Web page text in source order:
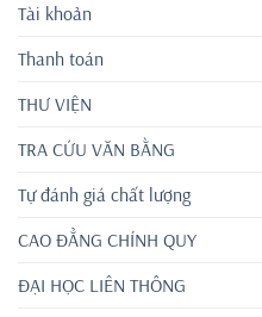
Tài khoản
Thanh toán
THƯ VIỆN
TRA CỨU VĂN BẰNG
Tự đánh giá chất lượng
CAO ĐẲNG CHÍNH QUY
ĐẠI HỌC LIÊN THÔNG